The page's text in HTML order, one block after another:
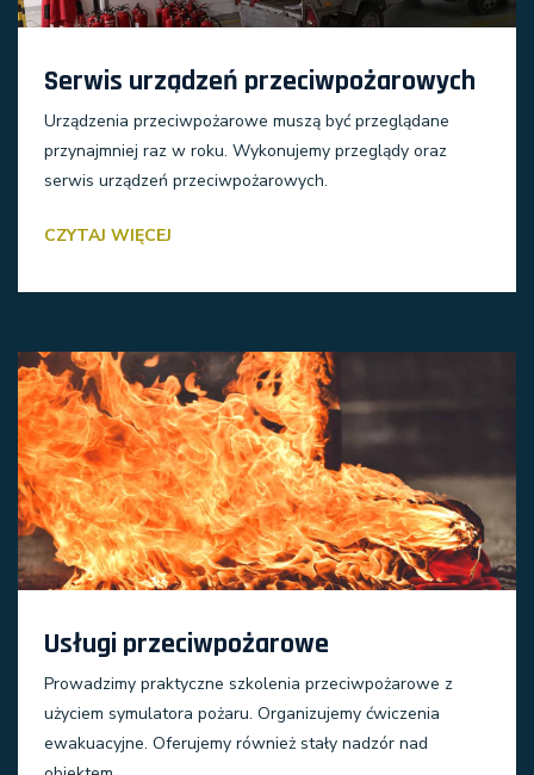
Serwis urządzeń przeciwpożarowych
Urządzenia przeciwpożarowe muszą być przeglądane
przynajmniej raz w roku. Wykonujemy przeglądy oraz
serwis urządzeń przeciwpożarowych.
CZYTAJ WIĘCEJ
Usługi przeciwpożarowe
Prowadzimy praktyczne szkolenia przeciwpożarowe z
użyciem symulatora pożaru. Organizujemy ćwiczenia
ewakuacyjne. Oferujemy również stały nadzór nad